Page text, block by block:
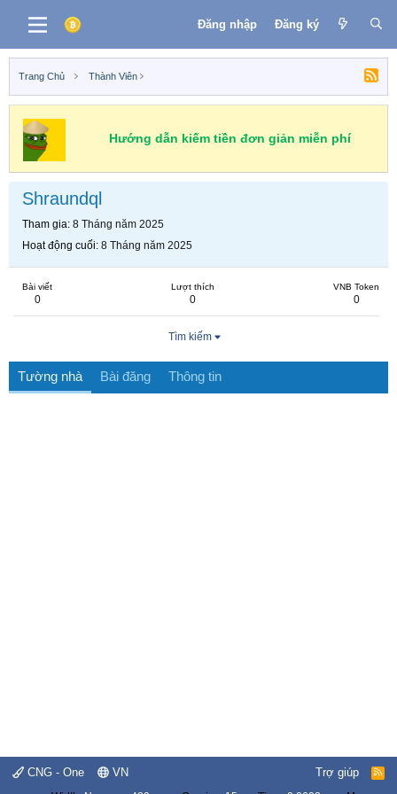
Đăng nhập Đăng ký
Trang Chủ Thành Viên
Hướng dẫn kiếm tiền đơn giản miễn phí
Shraundql
Tham gia 8 Tháng năm 2025
Hoạt động cuối 8 Tháng năm 2025
Bài viết
0
Lượt thích
0
VNB Token
0
Tìm kiếm
Tường nhà Bài đăng Thông tin
CNG - One VN Trợ giúp
R